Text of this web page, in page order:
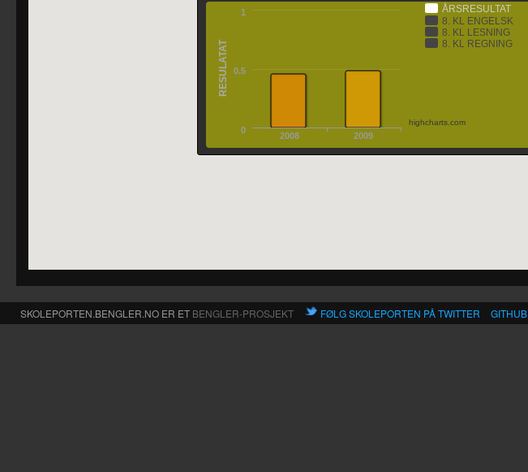
ÅRSRESULTAT
8. KL ENGELSK
8. KL LESNING
8. KL REGNING
2008 2009
0
0.5
1
RESULATAT
highcharts.com
SKOLEPORTEN.BENGLER.NO ER ET BENGLER-PROSJEKT FØLG SKOLEPORTEN PÅ TWITTER GITHUB